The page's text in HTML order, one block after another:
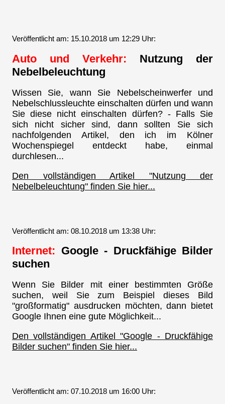
Veröffentlicht am: 15.10.2018 um 12:29 Uhr:
Auto und Verkehr: Nutzung der
Nebelbeleuchtung
Wissen Sie, wann Sie Nebelscheinwerfer und
Nebelschlussleuchte einschalten dürfen und wann
Sie diese nicht einschalten dürfen? - Falls Sie
sich nicht sicher sind, dann sollten Sie sich
nachfolgenden Artikel, den ich im Kölner
Wochenspiegel entdeckt habe, einmal
durchlesen...
Den vollständigen Artikel "Nutzung der
Nebelbeleuchtung" finden Sie hier...
Veröffentlicht am: 08.10.2018 um 13:38 Uhr:
Internet: Google - Druckfähige Bilder
suchen
Wenn Sie Bilder mit einer bestimmten Größe
suchen, weil Sie zum Beispiel dieses Bild
"großformatig" ausdrucken möchten, dann bietet
Google Ihnen eine gute Möglichkeit...
Den vollständigen Artikel "Google - Druckfähige
Bilder suchen" finden Sie hier...
Veröffentlicht am: 07.10.2018 um 16:00 Uhr: